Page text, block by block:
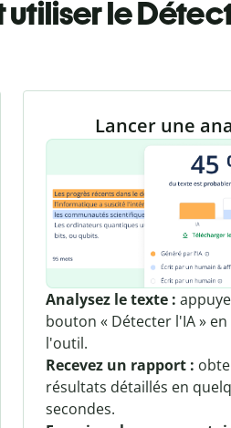
le
Lancer une
Analysez le texte :
bouton « Détecter l'IA » en
l'outil.
Recevez un rapport :
résultats détaillés en
secondes.